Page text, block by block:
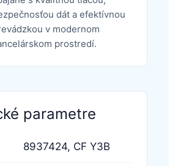
dát a efektívnou
v modernom
prostredí.
parametre
8937424, CF Y3B